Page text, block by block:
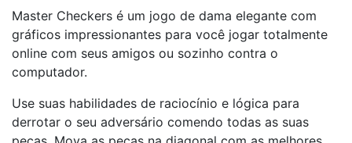
Master Checkers é um jogo de dama elegante com
gráficos impressionantes para você jogar totalmente
online com seus amigos ou sozinho contra o
computador.
Use suas habilidades de raciocínio e lógica para
derrotar o seu adversário comendo todas as suas